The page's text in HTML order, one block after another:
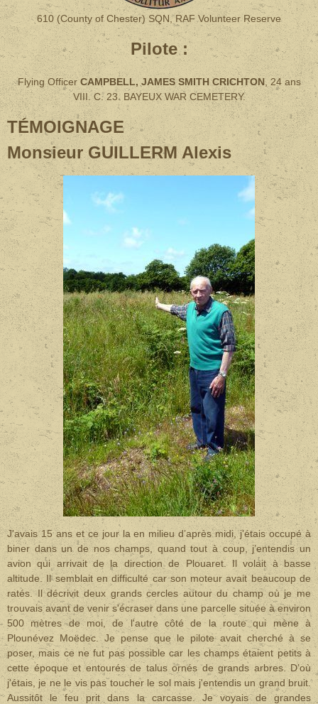
610 (County of Chester) SQN, RAF Volunteer Reserve
Pilote :
Flying Officer CAMPBELL, JAMES SMITH CRICHTON, 24 ans
VIII. C. 23. BAYEUX WAR CEMETERY.
TÉMOIGNAGE
Monsieur GUILLERM Alexis
J'avais 15 ans et ce jour la en milieu d’après midi, j'étais occupé à
biner dans un de nos champs, quand tout à coup, j’entendis un
avion qui arrivait de la direction de Plouaret. Il volait à basse
altitude. Il semblait en difficulté car son moteur avait beaucoup de
ratés. Il décrivit deux grands cercles autour du champ où je me
trouvais avant de venir s'écraser dans une parcelle située à environ
500 mètres de moi, de l'autre côté de la route qui mène à
Plounévez Moëdec. Je pense que le pilote avait cherché à se
poser, mais ce ne fut pas possible car les champs étaient petits à
cette époque et entourés de talus ornés de grands arbres. D’où
j'étais, je ne le vis pas toucher le sol mais j'entendis un grand bruit.
Aussitôt le feu prit dans la carcasse. Je voyais de grandes